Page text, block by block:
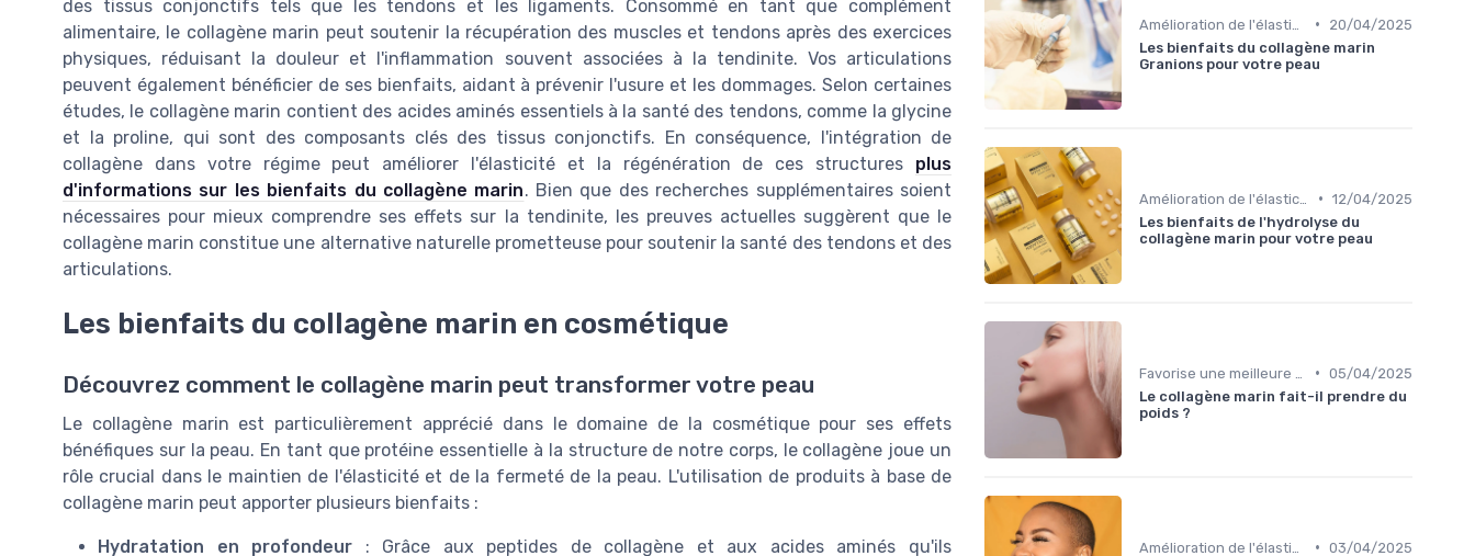
des tissus conjonctifs tels que les tendons et les ligaments. Consommé en tant que complément
alimentaire, le collagène marin peut soutenir la récupération des muscles et tendons après des exercices
physiques, réduisant la douleur et l'inflammation souvent associées à la tendinite. Vos articulations
peuvent également bénéficier de ses bienfaits, aidant à prévenir l'usure et les dommages. Selon certaines
études, le collagène marin contient des acides aminés essentiels à la santé des tendons, comme la glycine
et la proline, qui sont des composants clés des tissus conjonctifs. En conséquence, l'intégration de
collagène dans votre régime peut améliorer l'élasticité et la régénération de ces structures plus
d'informations sur les bienfaits du collagène marin. Bien que des recherches supplémentaires soient
nécessaires pour mieux comprendre ses effets sur la tendinite, les preuves actuelles suggèrent que le
collagène marin constitue une alternative naturelle prometteuse pour soutenir la santé des tendons et des
articulations.
Les bienfaits du collagène marin en cosmétique
Découvrez comment le collagène marin peut transformer votre peau
Le collagène marin est particulièrement apprécié dans le domaine de la cosmétique pour ses effets
bénéfiques sur la peau. En tant que protéine essentielle à la structure de notre corps, le collagène joue un
rôle crucial dans le maintien de l'élasticité et de la fermeté de la peau. L'utilisation de produits à base de
collagène marin peut apporter plusieurs bienfaits :
Hydratation en profondeur : Grâce aux peptides de collagène et aux acides aminés qu'ils
•
20/04/2025
Les bienfaits du collagène marin
Granions pour votre peau
• 12/04/2025
Les bienfaits de l'hydrolyse du
collagène marin pour votre peau
• 05/04/2025
Le collagène marin fait-il prendre du
poids ?
• 03/04/2025